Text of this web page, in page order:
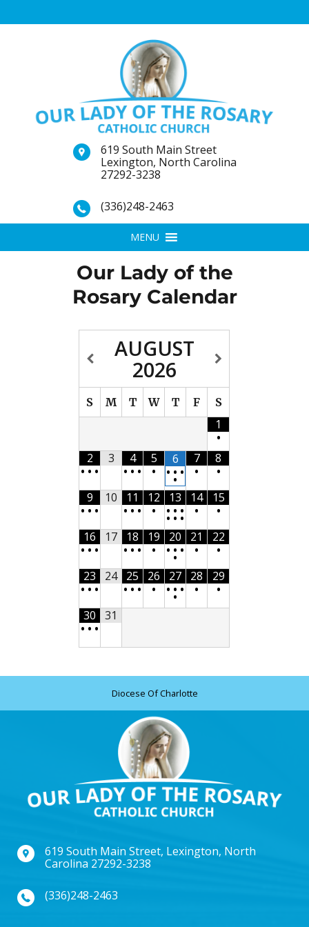
619 South Main Street
Lexington, North Carolina
27292-3238
(336)248-2463
MENU
Our Lady of the
Rosary Calendar
AUGUST
2026
S M T W T F S
1
•
2
• • •
3
4
• • •
5
•
6
• • •
•
7
•
8
•
9
• • •
10
11
• • •
12
•
13
• • •
• • •
14
•
15
•
16
• • •
17
18
• • •
19
•
20
• • •
•
21
•
22
•
23
• • •
24
25
• • •
26
•
27
• • •
•
28
•
29
•
30
• • •
31
Diocese Of Charlotte
619 South Main Street, Lexington, North
Carolina 27292-3238
(336)248-2463